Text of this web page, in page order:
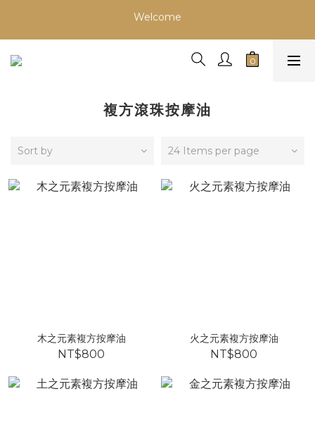
Welcome
Welcome
會員超商取貨首次免運！
複方滾珠按摩油
Sort by 24 Items per page
木之元素複方按摩油
NT$800
火之元素複方按摩油
NT$800